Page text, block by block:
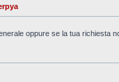
oppure se la tua richiesta